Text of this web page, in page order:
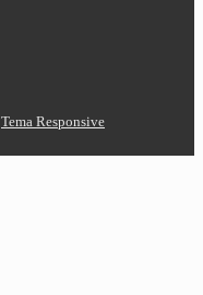
Tema Responsive